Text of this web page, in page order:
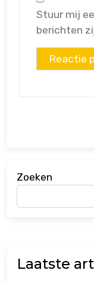
Stuur mij
berichten
Zoeken
Laatste